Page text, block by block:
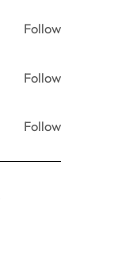
Follow
Follow
Follow